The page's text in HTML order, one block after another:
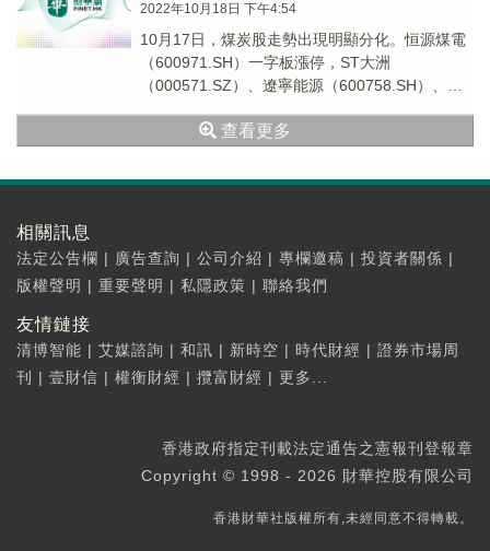
2022年10月18日 下午4:54
10月17日，煤炭股走勢出現明顯分化。恒源煤電
（600971.SH）一字板漲停，ST大洲
（000571.SZ）、遼寧能源（600758.SH）、雲
查看更多
相關訊息
法定公告欄 | 廣告查詢 | 公司介紹 | 專欄邀稿 | 投資者關係 |
版權聲明 | 重要聲明 | 私隱政策 | 聯絡我們
友情鏈接
清博智能 | 艾媒諮詢 | 和訊 | 新時空 | 時代財經 | 證券市場周
刊
| 壹財信 | 權衡財經 | 攬富財經 | 更多...
香港政府指定刊載法定通告之憲報刊登報章
Copyright © 1998 - 2026 財華控股有限公司
香港財華社版權所有,未經同意不得轉載。